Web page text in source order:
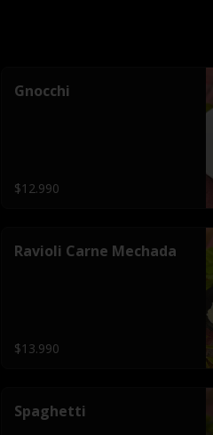
Gnocchi
$12.990
Ravioli Carne Mechada
$13.990
Spaghetti